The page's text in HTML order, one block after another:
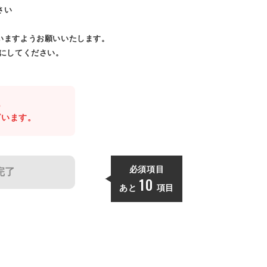
い
すようお願いいたします。
してください。
ます。
了 必須項目
あと 10 項目